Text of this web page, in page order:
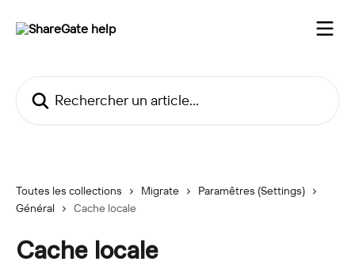
Toutes les collections Migrate
Paramêtres (Settings)
Général
Cache locale
Cache locale